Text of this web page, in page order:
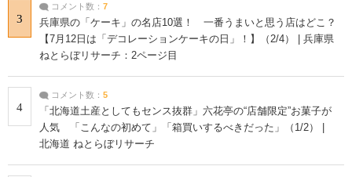
3
コメント数： 7
兵庫県の「ケーキ」の名店10選！ 一番うまいと思う店はどこ？
【7月12日は「デコレーションケーキの日」！】（2/4） | 兵庫県
ねとらぼリサーチ：2ページ目
4
コメント数： 5
「北海道土産としてもセンス抜群」六花亭の“店舗限定”お菓子が
人気 「こんなの初めて」「箱買いするべきだった」（1/2） |
北海道 ねとらぼリサーチ